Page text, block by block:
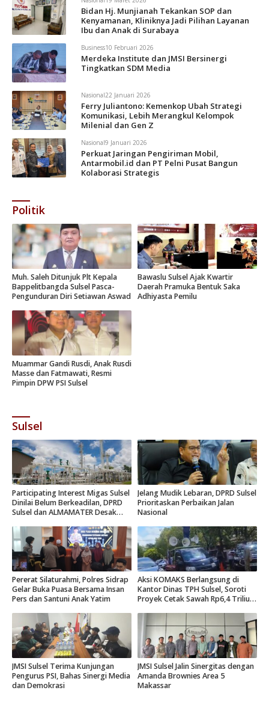
Bidan Hj. Munjianah Tekankan SOP dan
Kenyamanan, Kliniknya Jadi Pilihan Layanan
Ibu dan Anak di Surabaya
Business10 Februari 2026
Merdeka Institute dan JMSI Bersinergi
Tingkatkan SDM Media
Nasional22 Januari 2026
Ferry Juliantono: Kemenkop Ubah Strategi
Komunikasi, Lebih Merangkul Kelompok
Milenial dan Gen Z
Nasional9 Januari 2026
Perkuat Jaringan Pengiriman Mobil,
Antarmobil.id dan PT Pelni Pusat Bangun
Kolaborasi Strategis
Politik
Muh. Saleh Ditunjuk Plt Kepala
Bappelitbangda Sulsel Pasca-
Pengunduran Diri Setiawan Aswad
Bawaslu Sulsel Ajak Kwartir
Daerah Pramuka Bentuk Saka
Adhiyasta Pemilu
Muammar Gandi Rusdi, Anak Rusdi
Masse dan Fatmawati, Resmi
Pimpin DPW PSI Sulsel
Sulsel
Participating Interest Migas Sulsel
Dinilai Belum Berkeadilan, DPRD
Sulsel dan ALMAMATER Desak
Jelang Mudik Lebaran, DPRD Sulsel
Prioritaskan Perbaikan Jalan
Nasional
Pererat Silaturahmi, Polres Sidrap
Gelar Buka Puasa Bersama Insan
Pers dan Santuni Anak Yatim
Aksi KOMAKS Berlangsung di
Kantor Dinas TPH Sulsel, Soroti
Proyek Cetak Sawah Rp6,4 Triliun
JMSI Sulsel Terima Kunjungan
Pengurus PSI, Bahas Sinergi Media
dan Demokrasi
JMSI Sulsel Jalin Sinergitas dengan
Amanda Brownies Area 5
Makassar